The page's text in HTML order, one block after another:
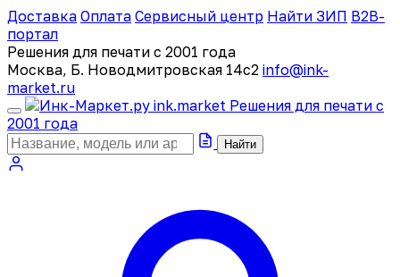
Доставка Оплата Сервисный центр Найти ЗИП B2B-
портал
Решения для печати с 2001 года
Москва, Б. Новодмитровская 14с2 info@ink-
market.ru
ink.market Решения для печати с
2001 года
Найти